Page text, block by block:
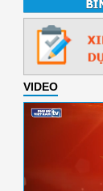
VIDEO